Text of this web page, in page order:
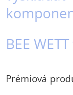
BEE
Prémiová